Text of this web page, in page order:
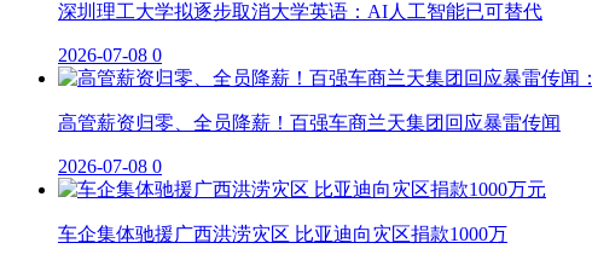
深圳理工大学拟逐步取消大学英语：AI人工智能已可替代
2026-07-08 0
高管薪资归零、全员降薪！百强车商兰天集团回应暴雷传闻
2026-07-08 0
车企集体驰援广西洪涝灾区 比亚迪向灾区捐款1000万